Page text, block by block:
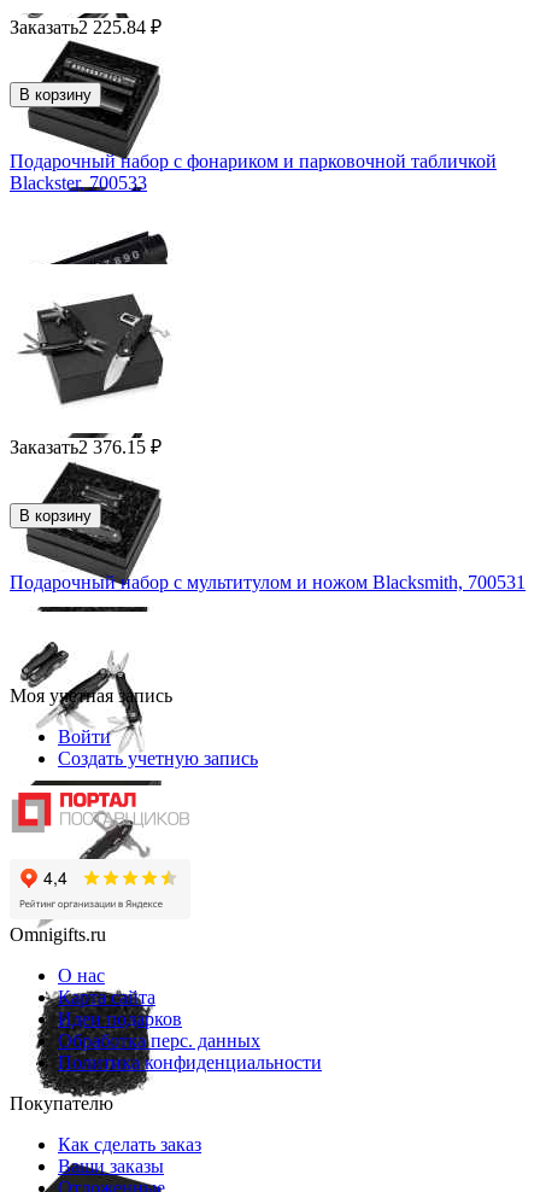
Заказать2 225.84 ₽
В корзину
Подарочный набор с фонариком и парковочной табличкой
Blackster, 700533
Заказать2 376.15 ₽
В корзину
Подарочный набор с мультитулом и ножом Blacksmith, 700531
Моя учетная запись
Войти
Создать учетную запись
Omnigifts.ru
О нас
Карта сайта
Идеи подарков
Обработка перс. данных
Политика конфиденциальности
Покупателю
Как сделать заказ
Ваши заказы
Отложенные